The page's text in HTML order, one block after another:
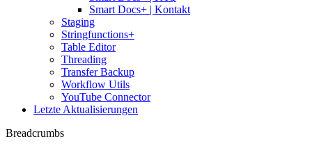
Smart Docs+ | Kontakt
Staging
Stringfunctions+
Table Editor
Threading
Transfer Backup
Workflow Utils
YouTube Connector
Letzte Aktualisierungen
Breadcrumbs